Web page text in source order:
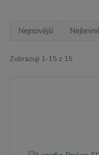
Nejnovější
Zobrazuji 1-15 z 15